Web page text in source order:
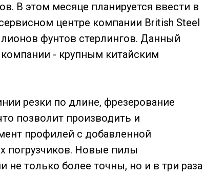
Консалтинг
В этом месяце планируется ввести в
центре компании British Steel
фунтов стерлингов. Данный
- крупным китайским
резки по длине, фрезерование
позволит производить и
профилей с добавленной
погрузчиков. Новые пилы
не только более точны, но и в три раза